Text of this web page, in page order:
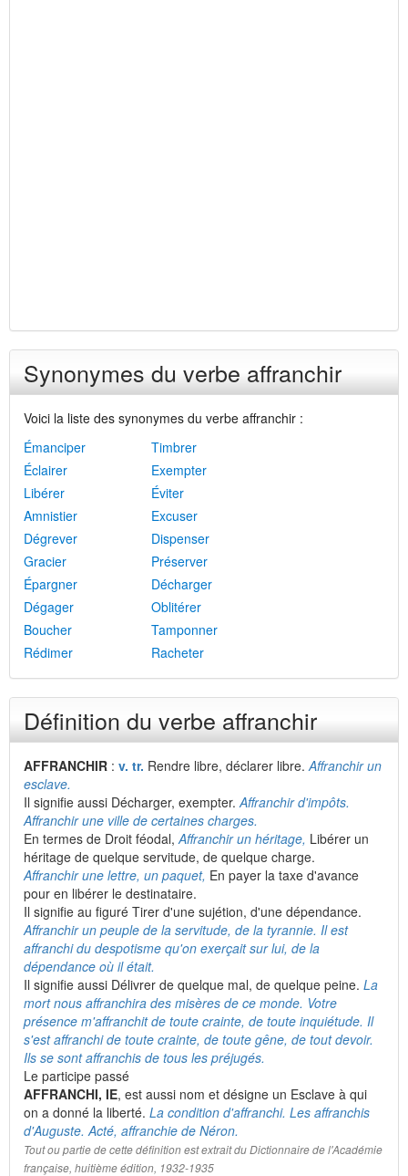
Synonymes du verbe affranchir
Voici la liste des synonymes du verbe affranchir :
Émanciper
Timbrer
Éclairer
Exempter
Libérer
Éviter
Amnistier
Excuser
Dégrever
Dispenser
Gracier
Préserver
Épargner
Décharger
Dégager
Oblitérer
Boucher
Tamponner
Rédimer
Racheter
Définition du verbe affranchir
AFFRANCHIR : v. tr. Rendre libre, déclarer libre.Affranchir un
esclave.
Il signifie aussi Décharger, exempter.Affranchir d'impôts.
Affranchir une ville de certaines charges.
En termes de Droit féodal,Affranchir un héritage, Libérer un
héritage de quelque servitude, de quelque charge.
Affranchir une lettre, un paquet, En payer la taxe d'avance
pour en libérer le destinataire.
Il signifie au figuré Tirer d'une sujétion, d'une dépendance.
Affranchir un peuple de la servitude, de la tyrannie. Il est
affranchi du despotisme qu'on exerçait sur lui, de la
dépendance où il était.
Il signifie aussi Délivrer de quelque mal, de quelque peine. La
mort nous affranchira des misères de ce monde. Votre
présence m'affranchit de toute crainte, de toute inquiétude. Il
s'est affranchi de toute crainte, de toute gêne, de tout devoir.
Ils se sont affranchis de tous les préjugés.
Le participe passé
AFFRANCHI, IE, est aussi nom et désigne un Esclave à qui
on a donné la liberté. La condition d'affranchi. Les affranchis
d'Auguste. Acté, affranchie de Néron.
Tout ou partie de cette définition est extrait du Dictionnaire de l'Académie
française, huitième édition, 1932-1935